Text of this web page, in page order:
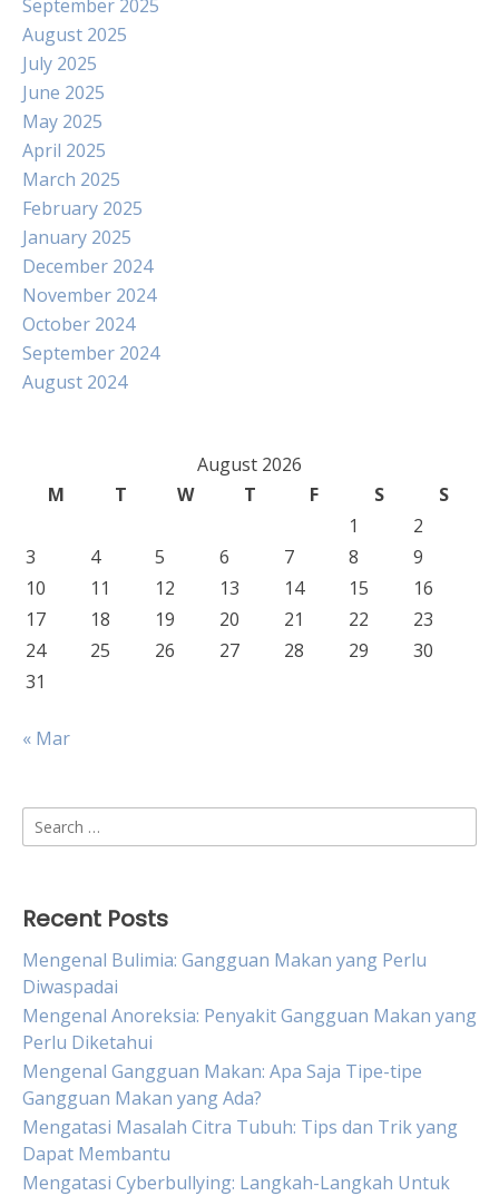
September 2025
August 2025
July 2025
June 2025
May 2025
April 2025
March 2025
February 2025
January 2025
December 2024
November 2024
October 2024
September 2024
August 2024
August 2026
M
T W T F S
S
1
2
3
4 5 6 7 8
9
10
11 12 13 14 15
16
17
18 19 20 21 22
23
24
25 26 27 28 29
30
31
« Mar
Search
for:
Recent Posts
Mengenal Bulimia: Gangguan Makan yang Perlu
Diwaspadai
Mengenal Anoreksia: Penyakit Gangguan Makan yang
Perlu Diketahui
Mengenal Gangguan Makan: Apa Saja Tipe-tipe
Gangguan Makan yang Ada?
Mengatasi Masalah Citra Tubuh: Tips dan Trik yang
Dapat Membantu
Mengatasi Cyberbullying: Langkah-Langkah Untuk